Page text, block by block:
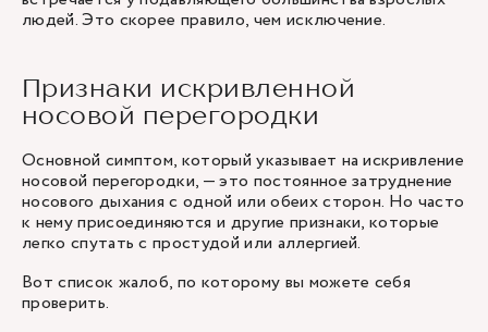
людей. Это скорее правило, чем исключение.
Признаки искривленной
носовой перегородки
Основной симптом, который указывает на искривление
носовой перегородки, — это постоянное затруднение
носового дыхания с одной или обеих сторон. Но часто
к нему присоединяются и другие признаки, которые
легко спутать с простудой или аллергией.
Вот список жалоб, по которому вы можете себя
проверить.